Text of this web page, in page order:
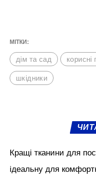
МІТКИ:
дім та сад корисні
шкідники
Кращі тканини для
ідеальну для